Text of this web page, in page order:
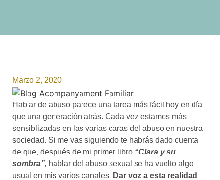
Marzo 2, 2020
Hablar de abuso parece una tarea más fácil hoy en día
que una generación atrás. Cada vez estamos más
sensiblizadas en las varias caras del abuso en nuestra
sociedad. Si me vas siguiendo te habrás dado cuenta
de que, después de mi primer libro “Clara y su
sombra”, hablar del abuso sexual se ha vuelto algo
usual en mis varios canales. Dar voz a esta realidad